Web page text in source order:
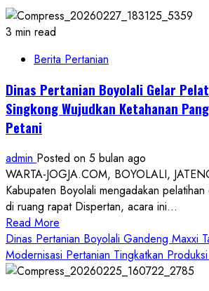
3 min read
Berita Pertanian
Dinas Pertanian Boyolali Gelar
Singkong Wujudkan Ketahanan
Petani
admin Posted on 5 bulan ago
WARTA-JOGJA.COM, BOYOLALI,
Kabupaten Boyolali mengadakan
di ruang rapat Dispertan, acara ini...
Read More
more
about
Dinas
Dinas Pertanian Boyolali Gandeng Maxxi
Modernisasi Pertanian Tingkatkan